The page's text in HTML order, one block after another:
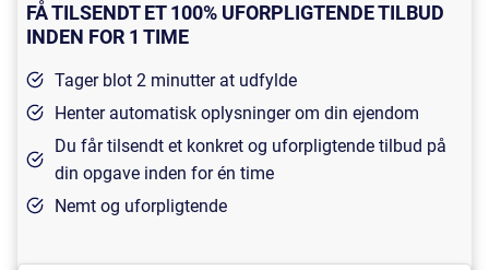
FÅ TILSENDT ET 100% UFORPLIGTENDE TILBUD
INDEN FOR 1 TIME
Tager blot 2 minutter at udfylde
Henter automatisk oplysninger om din ejendom
Du får tilsendt et konkret og uforpligtende tilbud på
din opgave inden for én time
Nemt og uforpligtende